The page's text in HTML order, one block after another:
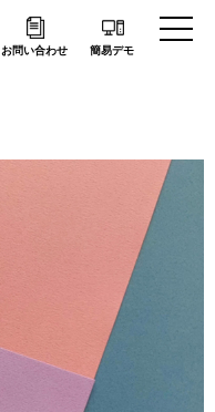
お問い合わせ 簡易デモ